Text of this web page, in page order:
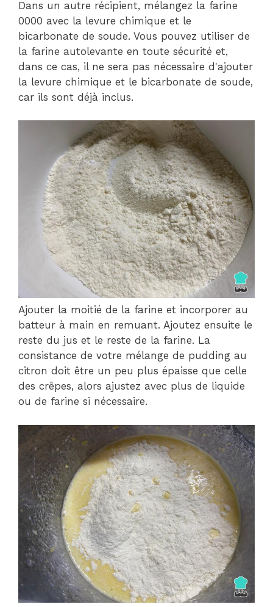
Dans un autre récipient, mélangez la farine
0000 avec la levure chimique et le
bicarbonate de soude. Vous pouvez utiliser de
la farine autolevante en toute sécurité et,
dans ce cas, il ne sera pas nécessaire d'ajouter
la levure chimique et le bicarbonate de soude,
car ils sont déjà inclus.
Ajouter la moitié de la farine et incorporer au
batteur à main en remuant. Ajoutez ensuite le
reste du jus et le reste de la farine. La
consistance de votre mélange de pudding au
citron doit être un peu plus épaisse que celle
des crêpes, alors ajustez avec plus de liquide
ou de farine si nécessaire.